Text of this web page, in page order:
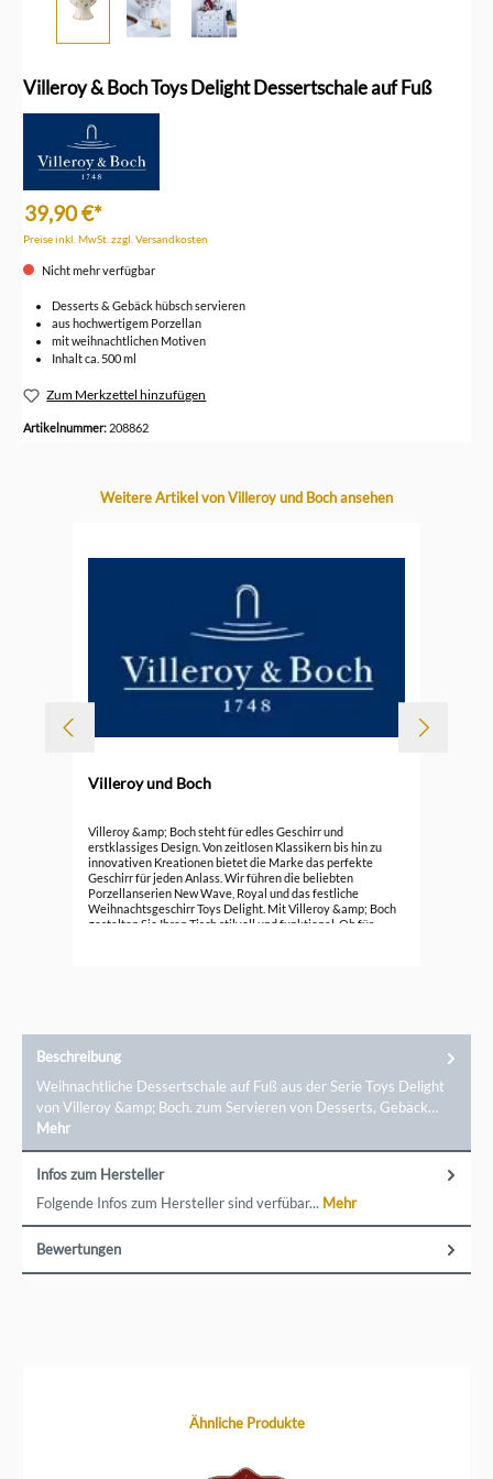
Villeroy & Boch Toys Delight Dessertschale auf Fuß
39,90 €*
Preise inkl. MwSt. zzgl. Versandkosten
Nicht mehr verfügbar
Desserts & Gebäck hübsch servieren
aus hochwertigem Porzellan
mit weihnachtlichen Motiven
Inhalt ca. 500 ml
Zum Merkzettel hinzufügen
Artikelnummer: 208862
Produktgalerie überspringen
Weitere Artikel von Villeroy und Boch ansehen
Villeroy und Boch
Villeroy &amp; Boch steht für edles Geschirr und
erstklassiges Design. Von zeitlosen Klassikern bis hin zu
innovativen Kreationen bietet die Marke das perfekte
Geschirr für jeden Anlass. Wir führen die beliebten
Porzellanserien New Wave, Royal und das festliche
Weihnachtsgeschirr Toys Delight. Mit Villeroy &amp; Boch
gestalten Sie Ihren Tisch stilvoll und funktional. Ob für
Saaruferstr. 46, 66693 Mettlach, information@villeroy-
boch.com
Beschreibung
Weihnachtliche Dessertschale auf Fuß aus der Serie Toys Delight
von Villeroy &amp; Boch. zum Servieren von Desserts, Gebäck…
Mehr
Infos zum Hersteller
Folgende Infos zum Hersteller sind verfübar... Mehr
Bewertungen
Produktgalerie überspringenÄhnliche Produkte